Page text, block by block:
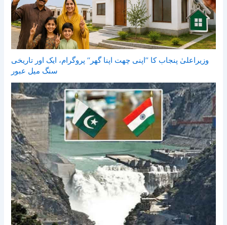
وزیراعلیٰ پنجاب کا ’’اپنی چھت اپنا گھر‘‘ پروگرام، ایک اور تاریخی
سنگ میل عبور